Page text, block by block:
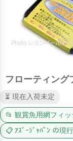
フローティング
⏳ 現在入荷未定
📂 観賞魚用網フィ
📋 ｱｽﾞｰｼﾞｬﾊﾟﾝ の現